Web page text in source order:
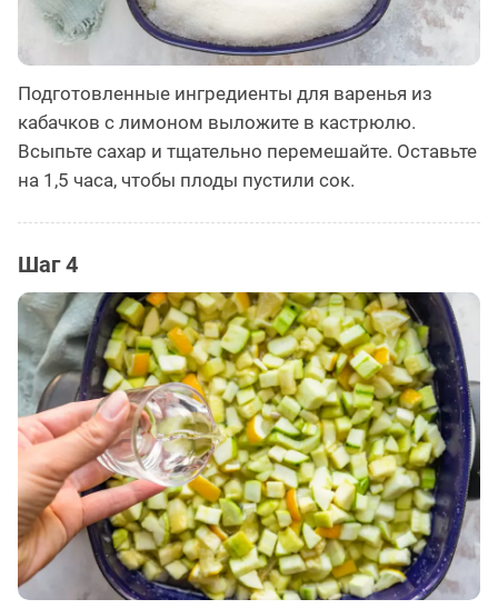
Подготовленные ингредиенты для варенья из
кабачков с лимоном выложите в кастрюлю.
Всыпьте сахар и тщательно перемешайте. Оставьте
на 1,5 часа, чтобы плоды пустили сок.
Шаг 4